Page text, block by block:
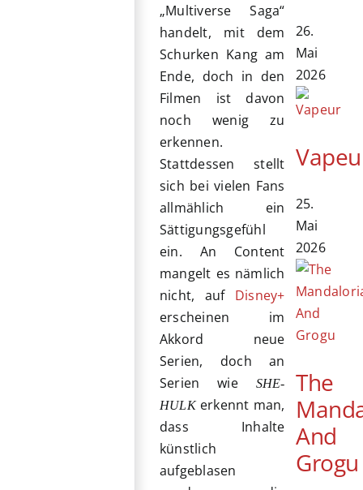
„Multiverse Saga“
handelt, mit dem
Schurken Kang am
Ende, doch in den
Filmen ist davon
noch wenig zu
erkennen.
Stattdessen stellt
sich bei vielen Fans
allmählich ein
Sättigungsgefühl
ein. An Content
mangelt es nämlich
nicht, auf Disney+
erscheinen im
Akkord neue
Serien, doch an
Serien wie
SHE-
HULKerkennt man,
dass Inhalte
künstlich
aufgeblasen
26.
Mai
2026
25.
Mai
2026
The
And
Grogu